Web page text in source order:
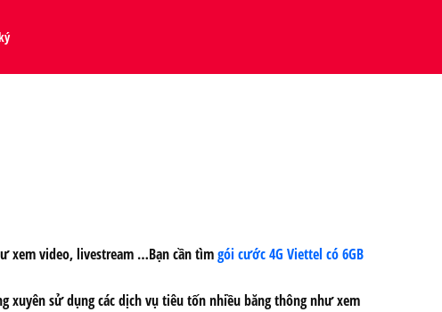
xem video, livestream …Bạn cần tìmgói cước 4G Viettel có 6GB
xuyên sử dụng các dịch vụ tiêu tốn nhiều băng thông như xem